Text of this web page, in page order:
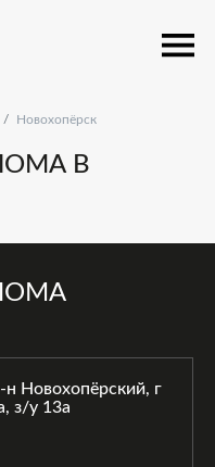
Новохопёрск
В
Новохопёрский, г
з/у 13а